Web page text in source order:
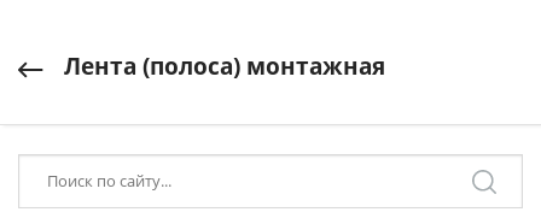
Лента (полоса) монтажная